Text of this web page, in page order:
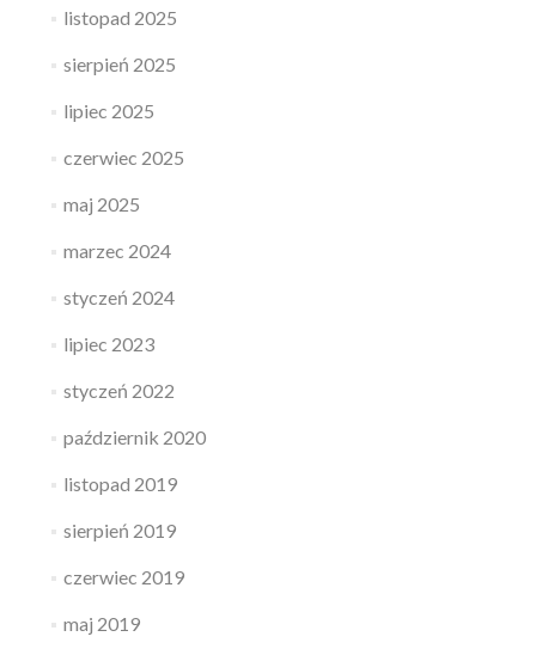
listopad 2025
sierpień 2025
lipiec 2025
czerwiec 2025
maj 2025
marzec 2024
styczeń 2024
lipiec 2023
styczeń 2022
październik 2020
listopad 2019
sierpień 2019
czerwiec 2019
maj 2019